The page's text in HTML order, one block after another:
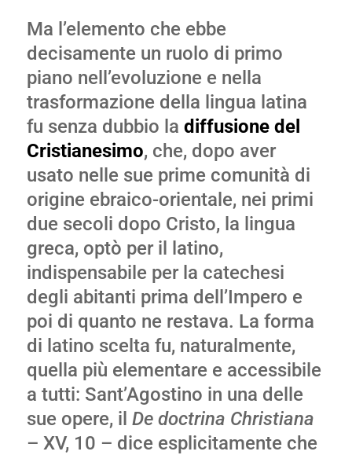
Ma l’elemento che ebbe
decisamente un ruolo di primo
piano nell’evoluzione e nella
trasformazione della lingua latina
fu senza dubbio la diffusione del
Cristianesimo, che, dopo aver
usato nelle sue prime comunità di
origine ebraico-orientale, nei primi
due secoli dopo Cristo, la lingua
greca, optò per il latino,
indispensabile per la catechesi
degli abitanti prima dell’Impero e
poi di quanto ne restava. La forma
di latino scelta fu, naturalmente,
quella più elementare e accessibile
a tutti: Sant’Agostino in una delle
sue opere, il De doctrina Christiana
– XV, 10 – dice esplicitamente che